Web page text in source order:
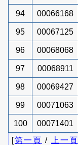
94 00066168
95 00067125
96 00068068
97 00068911
98 00069427
99 00071063
100 00071401
[第一頁 / 上一頁